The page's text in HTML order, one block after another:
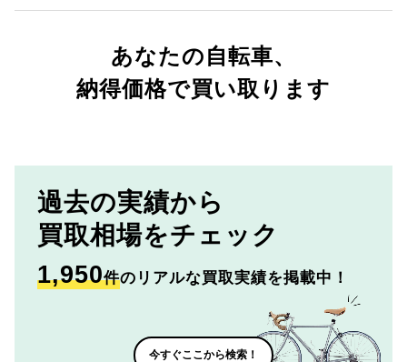
あなたの自転車、
納得価格で買い取ります
過去の実績から
買取相場をチェック
1,950件のリアルな買取実績を掲載中！
今すぐここから検索！